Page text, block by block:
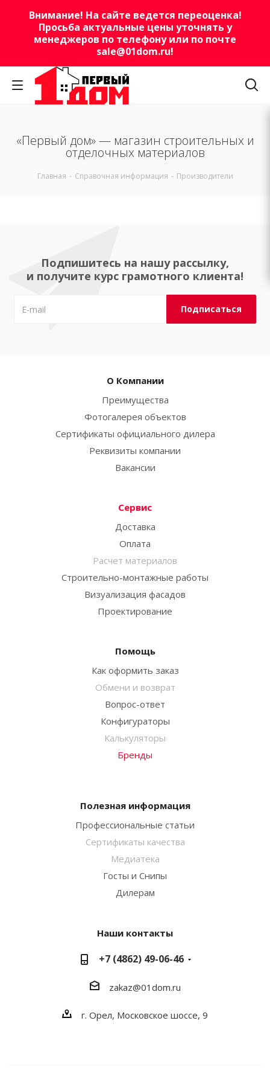
Внимание! На сайте ведется переоценка!
Просьба актуальные цены уточнять у
менеджеров по телефону или по почте
sale@01dom.ru!
«Первый дом» — магазин строительных и
отделочных материалов
Главная - Справочная информация - Производители
Подпишитесь на нашу рассылку,
и получите курс грамотного клиента!
О Компании
Преимущества
Фотогалерея объектов
Сертификаты официального дилера
Реквизиты компании
Вакансии
Сервис
Доставка
Оплата
Расчет материалов
Строительно-монтажные работы
Визуализация фасадов
Проектирование
Помощь
Как оформить заказ
Обмени и возврат
Вопрос-ответ
Конфигураторы
Калькуляторы
Бренды
Полезная информация
Профессиональные статьи
Сертификаты качества
Медиатека
Госты и Снипы
Дилерам
Наши контакты
+7 (4862) 49-06-46
zakaz@01dom.ru
г. Орел, Московское шоссе, 9